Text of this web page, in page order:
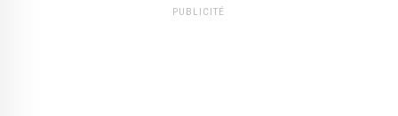
PUBLICITÉ